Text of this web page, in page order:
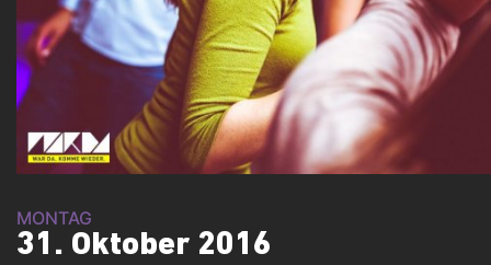
MONTAG
31. Oktober 2016